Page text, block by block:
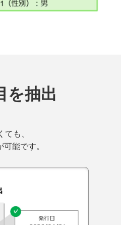
を抽出
も、
能です。